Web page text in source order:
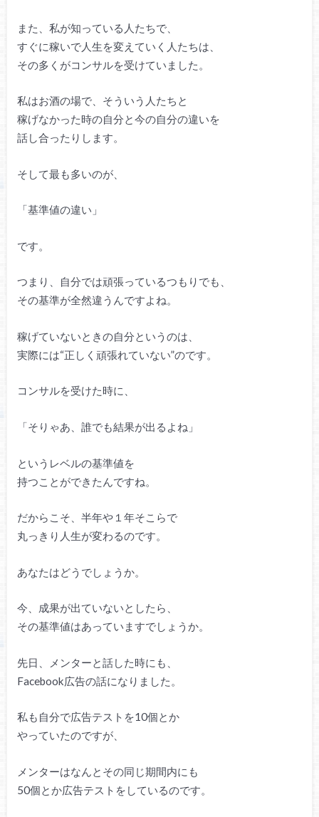
また、私が知っている人たちで、
すぐに稼いで人生を変えていく人たちは、
その多くがコンサルを受けていました。
私はお酒の場で、そういう人たちと
稼げなかった時の自分と今の自分の違いを
話し合ったりします。
そして最も多いのが、
「基準値の違い」
です。
つまり、自分では頑張っているつもりでも、
その基準が全然違うんですよね。
稼げていないときの自分というのは、
実際には“正しく頑張れていない”のです。
コンサルを受けた時に、
「そりゃあ、誰でも結果が出るよね」
というレベルの基準値を
持つことができたんですね。
だからこそ、半年や１年そこらで
丸っきり人生が変わるのです。
あなたはどうでしょうか。
今、成果が出ていないとしたら、
その基準値はあっていますでしょうか。
先日、メンターと話した時にも、
Facebook広告の話になりました。
私も自分で広告テストを10個とか
やっていたのですが、
メンターはなんとその同じ期間内にも
50個とか広告テストをしているのです。